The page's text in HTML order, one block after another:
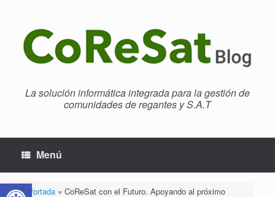
Abrir barra de herramientas
contenido
La solución informática integrada para la gestión de
comunidades de regantes y S.A.T
Menú
Portada» CoReSat con el Futuro. Apoyando al próximo